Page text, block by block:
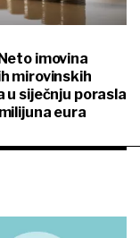
imovina
mirovinskih
u siječnju porasla
eura